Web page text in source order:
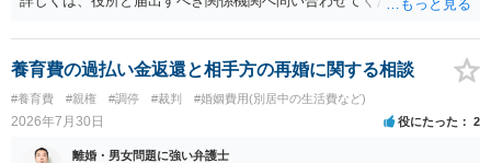
養育費の過払い金返還と相手方の再婚に関する相談
#養育費 #親権 #調停 #裁判 #婚姻費用(別居中の生活費など)
2026年7月30日 役にたった 2
離婚・男女問題に強い弁護士